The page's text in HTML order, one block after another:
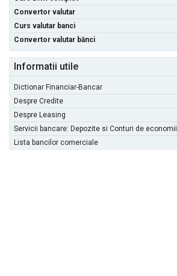
Convertor valutar
Curs valutar banci
Convertor valutar bănci
Informatii utile
Dictionar Financiar-Bancar
Despre Credite
Despre Leasing
Servicii bancare: Depozite si Conturi de economii
Lista bancilor comerciale